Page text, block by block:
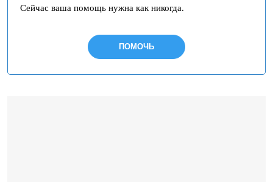
Сейчас ваша помощь нужна как никогда.
ПОМОЧЬ